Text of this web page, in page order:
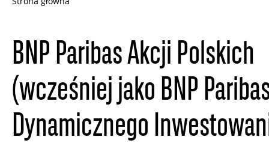
BNP Paribas Akcji Polskich
(wcześniej jako BNP
Dynamicznego